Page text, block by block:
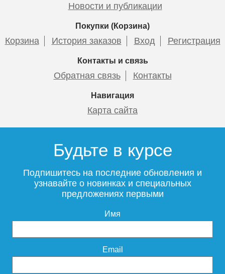
Новости и публикации
Покупки (Корзина)
Корзина История заказов Вход Регистрация
Контакты и связь
Обратная связь Контакты
Навигация
Карта сайта
Будьте в курсе
Подпишитесь на последние обновления и
узнавайте о новинках и специальных
предложениях первыми
Имя
Email